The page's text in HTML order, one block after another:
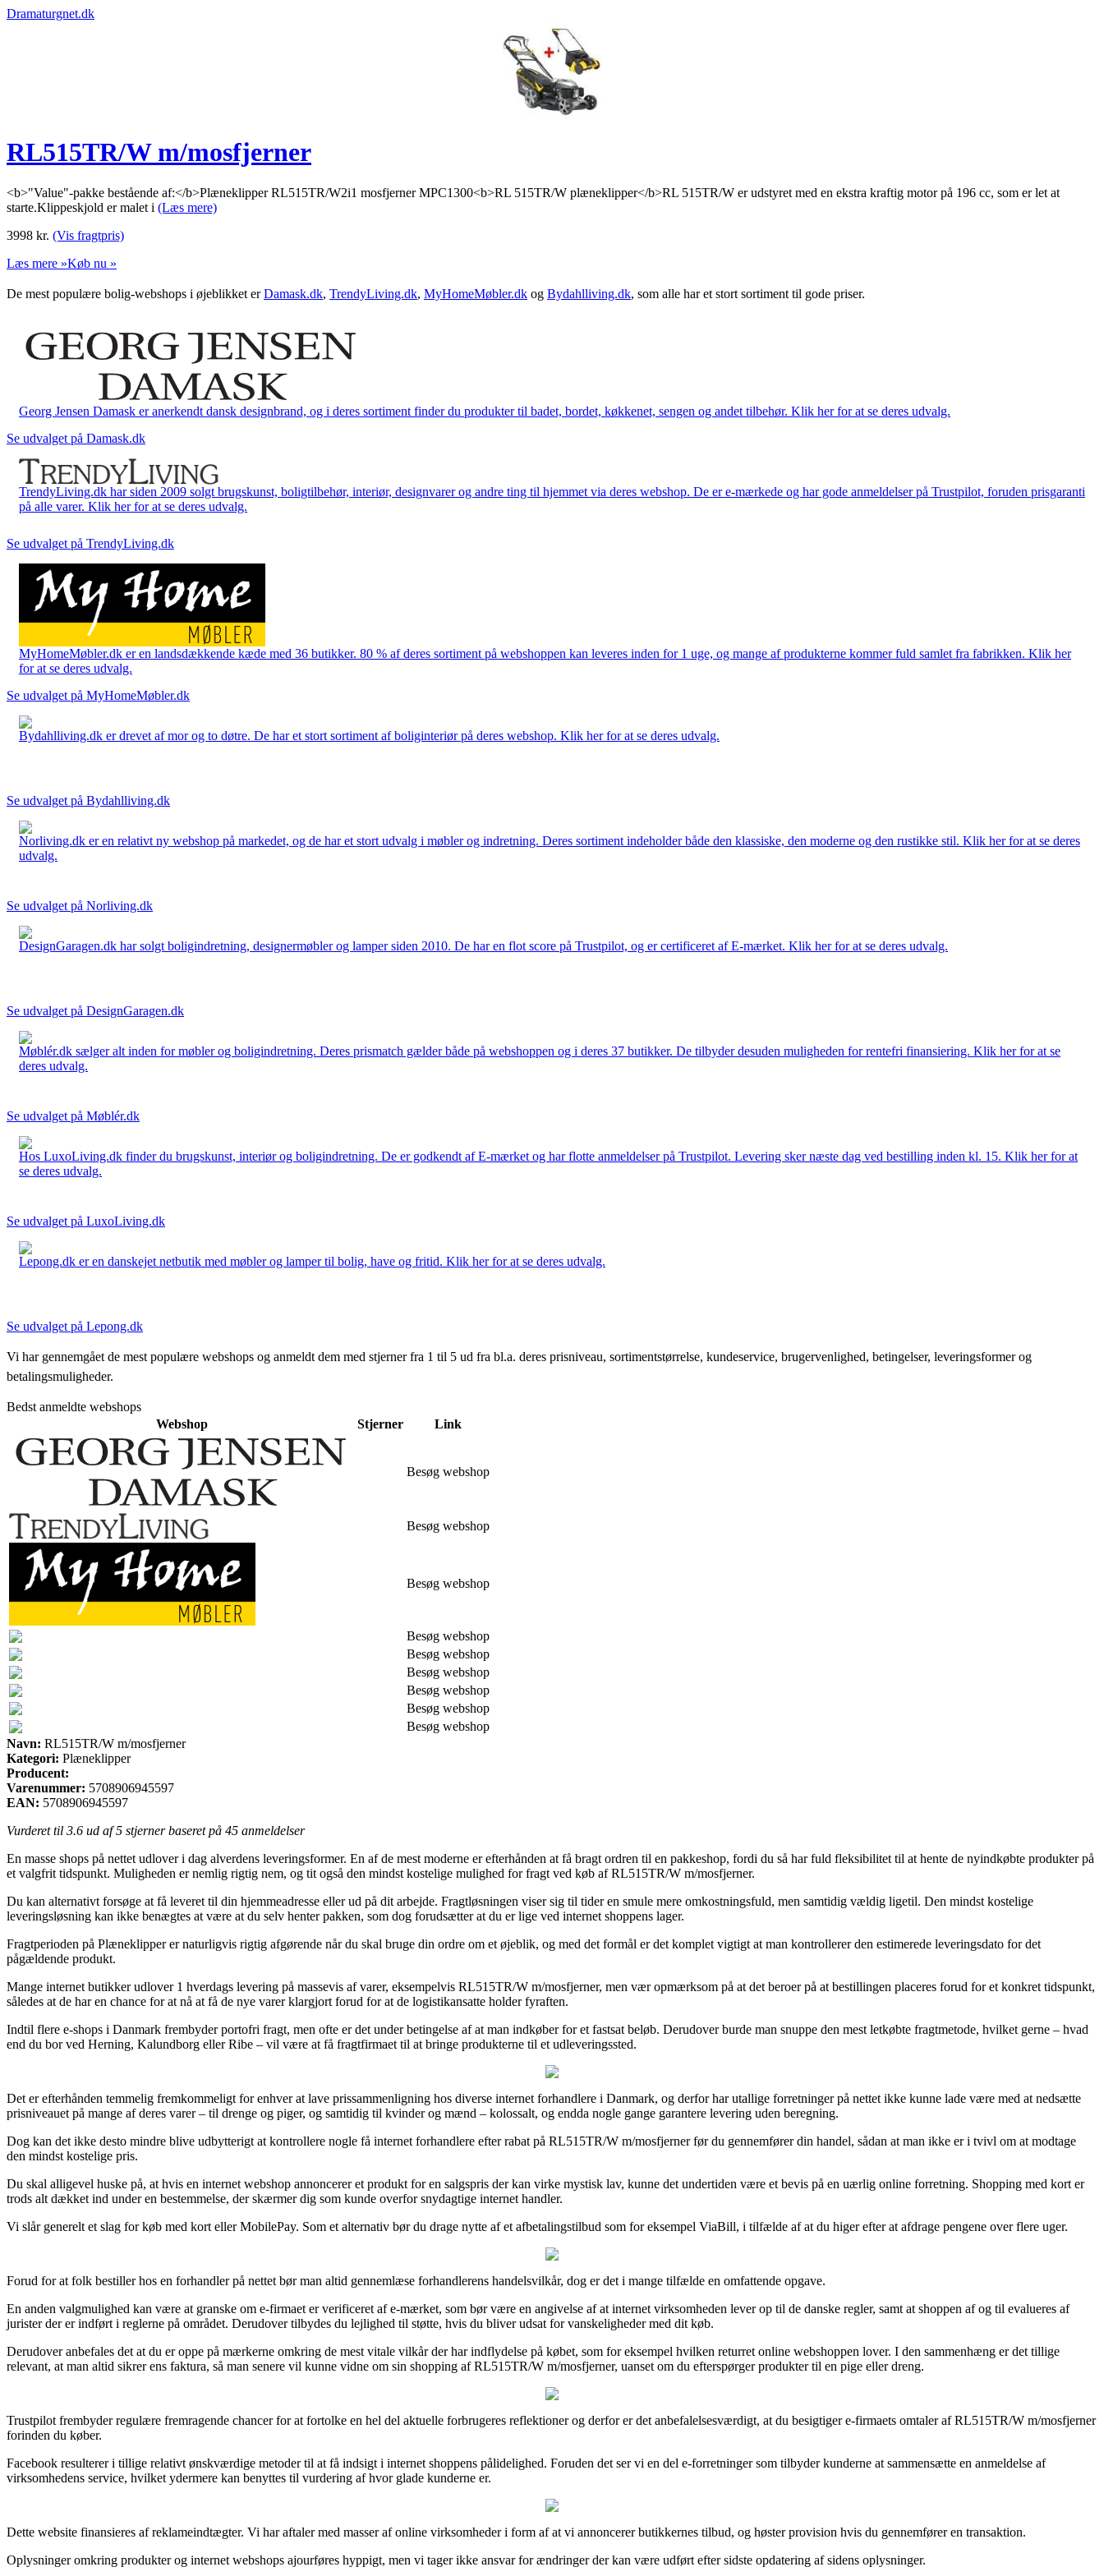
Dramaturgnet.dk
RL515TR/W m/mosfjerner
<b>"Value"-pakke bestående af:</b>Plæneklipper RL515TR/W2i1 mosfjerner MPC1300<b>RL 515TR/W plæneklipper</b>RL 515TR/W er udstyret med en ekstra kraftig motor på 196 cc, som er let at
starte.Klippeskjold er malet i (Læs mere)
3998 kr. (Vis fragtpris)
Læs mere »Køb nu »
De mest populære bolig-webshops i øjeblikket erDamask.dk, TrendyLiving.dk, MyHomeMøbler.dk og Bydahlliving.dk, som alle har et stort sortiment til gode priser.
Georg Jensen Damask er anerkendt dansk designbrand, og i deres sortiment finder du produkter til badet, bordet, køkkenet, sengen og andet tilbehør. Klik her for at se deres udvalg.
Se udvalget på Damask.dk
TrendyLiving.dk har siden 2009 solgt brugskunst, boligtilbehør, interiør, designvarer og andre ting til hjemmet via deres webshop. De er e-mærkede og har gode anmeldelser på Trustpilot, foruden prisgaranti
på alle varer. Klik her for at se deres udvalg.
Se udvalget på TrendyLiving.dk
MyHomeMøbler.dk er en landsdækkende kæde med 36 butikker. 80 % af deres sortiment på webshoppen kan leveres inden for 1 uge, og mange af produkterne kommer fuld samlet fra fabrikken. Klik her
for at se deres udvalg.
Se udvalget på MyHomeMøbler.dk
Bydahlliving.dk er drevet af mor og to døtre. De har et stort sortiment af boliginteriør på deres webshop. Klik her for at se deres udvalg.
Se udvalget på Bydahlliving.dk
Norliving.dk er en relativt ny webshop på markedet, og de har et stort udvalg i møbler og indretning. Deres sortiment indeholder både den klassiske, den moderne og den rustikke stil. Klik her for at se deres
udvalg.
Se udvalget på Norliving.dk
DesignGaragen.dk har solgt boligindretning, designermøbler og lamper siden 2010. De har en flot score på Trustpilot, og er certificeret af E-mærket. Klik her for at se deres udvalg.
Se udvalget på DesignGaragen.dk
Møblér.dk sælger alt inden for møbler og boligindretning. Deres prismatch gælder både på webshoppen og i deres 37 butikker. De tilbyder desuden muligheden for rentefri finansiering. Klik her for at se
deres udvalg.
Se udvalget på Møblér.dk
Hos LuxoLiving.dk finder du brugskunst, interiør og boligindretning. De er godkendt af E-mærket og har flotte anmeldelser på Trustpilot. Levering sker næste dag ved bestilling inden kl. 15. Klik her for at
se deres udvalg.
Se udvalget på LuxoLiving.dk
Lepong.dk er en danskejet netbutik med møbler og lamper til bolig, have og fritid. Klik her for at se deres udvalg.
Se udvalget på Lepong.dk
Vi har gennemgået de mest populære webshops og anmeldt dem med stjerner fra 1 til 5 ud fra bl.a. deres prisniveau, sortimentstørrelse, kundeservice, brugervenlighed, betingelser, leveringsformer og
betalingsmuligheder.
Bedst anmeldte webshops
Webshop
Stjerner Link
Besøg webshop
Besøg webshop
Besøg webshop
Besøg webshop
Besøg webshop
Besøg webshop
Besøg webshop
Besøg webshop
Besøg webshop
Navn: RL515TR/W m/mosfjerner
Kategori: Plæneklipper
Producent:
Varenummer: 5708906945597
EAN: 5708906945597
Vurderet til 3.6 ud af 5 stjerner baseret på 45 anmeldelser
En masse shops på nettet udlover i dag alverdens leveringsformer. En af de mest moderne er efterhånden at få bragt ordren til en pakkeshop, fordi du så har fuld fleksibilitet til at hente de nyindkøbte produkter på
et valgfrit tidspunkt. Muligheden er nemlig rigtig nem, og tit også den mindst kostelige mulighed for fragt ved køb af RL515TR/W m/mosfjerner.
Du kan alternativt forsøge at få leveret til din hjemmeadresse eller ud på dit arbejde. Fragtløsningen viser sig til tider en smule mere omkostningsfuld, men samtidig vældig ligetil. Den mindst kostelige
leveringsløsning kan ikke benægtes at være at du selv henter pakken, som dog forudsætter at du er lige ved internet shoppens lager.
Fragtperioden på Plæneklipper er naturligvis rigtig afgørende når du skal bruge din ordre om et øjeblik, og med det formål er det komplet vigtigt at man kontrollerer den estimerede leveringsdato for det
pågældende produkt.
Mange internet butikker udlover 1 hverdags levering på massevis af varer, eksempelvis RL515TR/W m/mosfjerner, men vær opmærksom på at det beroer på at bestillingen placeres forud for et konkret tidspunkt,
således at de har en chance for at nå at få de nye varer klargjort forud for at de logistikansatte holder fyraften.
Indtil flere e-shops i Danmark frembyder portofri fragt, men ofte er det under betingelse af at man indkøber for et fastsat beløb. Derudover burde man snuppe den mest letkøbte fragtmetode, hvilket gerne – hvad
end du bor ved Herning, Kalundborg eller Ribe – vil være at få fragtfirmaet til at bringe produkterne til et udleveringssted.
Det er efterhånden temmelig fremkommeligt for enhver at lave prissammenligning hos diverse internet forhandlere i Danmark, og derfor har utallige forretninger på nettet ikke kunne lade være med at nedsætte
prisniveauet på mange af deres varer – til drenge og piger, og samtidig til kvinder og mænd – kolossalt, og endda nogle gange garantere levering uden beregning.
Dog kan det ikke desto mindre blive udbytterigt at kontrollere nogle få internet forhandlere efter rabat på RL515TR/W m/mosfjerner før du gennemfører din handel, sådan at man ikke er i tvivl om at modtage
den mindst kostelige pris.
Du skal alligevel huske på, at hvis en internet webshop annoncerer et produkt for en salgspris der kan virke mystisk lav, kunne det undertiden være et bevis på en uærlig online forretning. Shopping med kort er
trods alt dækket ind under en bestemmelse, der skærmer dig som kunde overfor snydagtige internet handler.
Vi slår generelt et slag for køb med kort eller MobilePay. Som et alternativ bør du drage nytte af et afbetalingstilbud som for eksempel ViaBill, i tilfælde af at du higer efter at afdrage pengene over flere uger.
Forud for at folk bestiller hos en forhandler på nettet bør man altid gennemlæse forhandlerens handelsvilkår, dog er det i mange tilfælde en omfattende opgave.
En anden valgmulighed kan være at granske om e-firmaet er verificeret af e-mærket, som bør være en angivelse af at internet virksomheden lever op til de danske regler, samt at shoppen af og til evalueres af
jurister der er indført i reglerne på området. Derudover tilbydes du lejlighed til støtte, hvis du bliver udsat for vanskeligheder med dit køb.
Derudover anbefales det at du er oppe på mærkerne omkring de mest vitale vilkår der har indflydelse på købet, som for eksempel hvilken returret online webshoppen lover. I den sammenhæng er det tillige
relevant, at man altid sikrer ens faktura, så man senere vil kunne vidne om sin shopping af RL515TR/W m/mosfjerner, uanset om du efterspørger produkter til en pige eller dreng.
Trustpilot frembyder regulære fremragende chancer for at fortolke en hel del aktuelle forbrugeres reflektioner og derfor er det anbefalelsesværdigt, at du besigtiger e-firmaets omtaler af RL515TR/W m/mosfjerner
forinden du køber.
Facebook resulterer i tillige relativt ønskværdige metoder til at få indsigt i internet shoppens pålidelighed. Foruden det ser vi en del e-forretninger som tilbyder kunderne at sammensætte en anmeldelse af
virksomhedens service, hvilket ydermere kan benyttes til vurdering af hvor glade kunderne er.
Dette website finansieres af reklameindtægter. Vi har aftaler med masser af online virksomheder i form af at vi annoncerer butikkernes tilbud, og høster provision hvis du gennemfører en transaktion.
Oplysninger omkring produkter og internet webshops ajourføres hyppigt, men vi tager ikke ansvar for ændringer der kan være udført efter sidste opdatering af sidens oplysninger.